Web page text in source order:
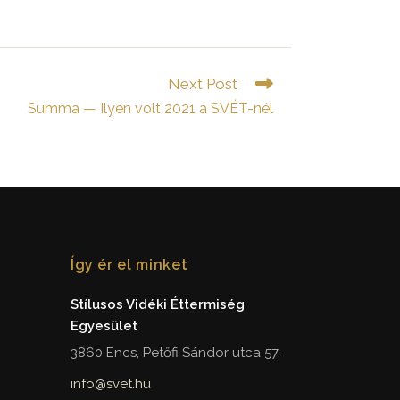
Next Post
Summa — Ilyen volt 2021 a SVÉT-nél
Így ér el minket
Stílusos Vidéki Éttermiség
Egyesület
3860 Encs, Petőfi Sándor utca 57.
info@svet.hu